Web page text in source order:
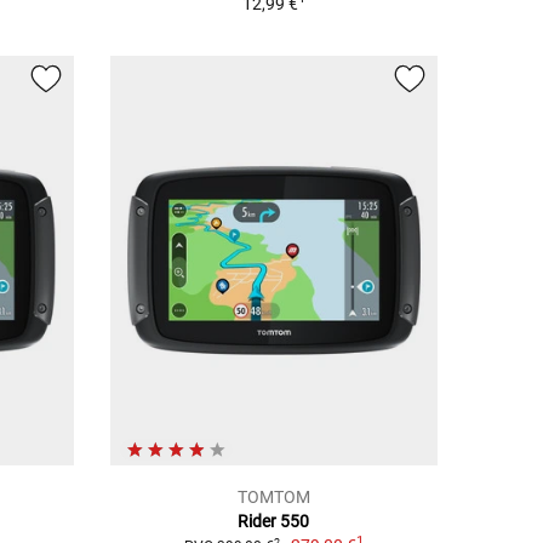
TOMTOM
Rider 550